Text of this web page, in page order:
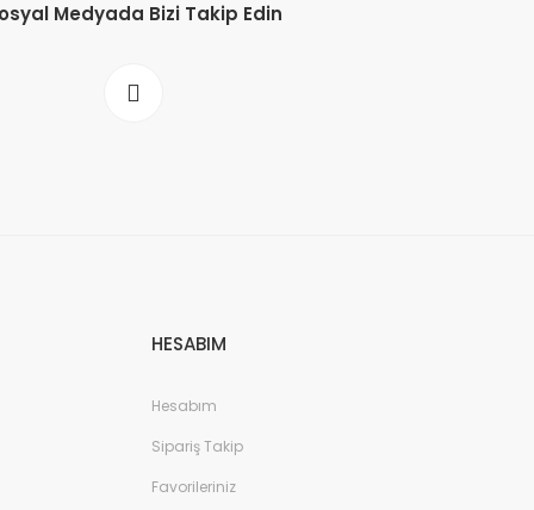
Medyada Bizi Takip Edin
HESABIM
Hesabım
Sipariş Takip
Favorileriniz